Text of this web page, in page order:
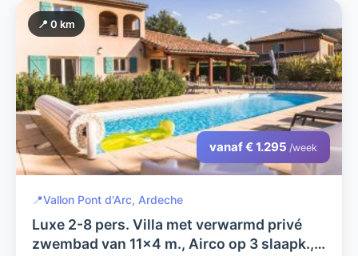
📍 0 km
vanaf € 1.295 /week
📍Vallon Pont d'Arc, Ardeche
Luxe 2-8 pers. Villa met verwarmd privé
zwembad van 11x4 m., Airco op 3 slaapk.,